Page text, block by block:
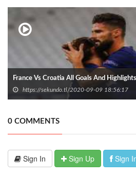
France Vs Croatia All Goals And
https://sekundo.tl/2020-09-09 18:56:17
0 COMMENTS
Sign In Sign Up Sign